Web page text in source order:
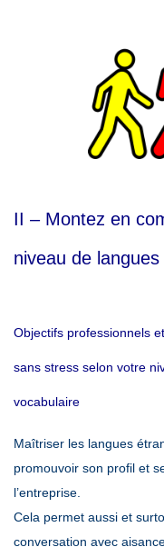
II – Montez en
niveau de
Objectifs professionnels
sans stress selon votre
vocabulaire
Maîtriser les langues
promouvoir son profil et
l’entreprise.
Cela permet aussi et
conversation avec